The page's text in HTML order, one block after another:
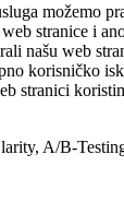
možemo
stranice i
našu web
korisničko
stranici
A/B-